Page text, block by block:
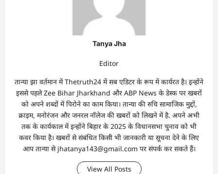
Tanya Jha
Editor
तान्‍या झा वर्तमान में Thetruth24 में सब एडिटर के रूप में कार्यरत है। इन्होंने
इससे पहले Zee Bihar Jharkhand और ABP News के डेस्क पर खबरों
को अपने शब्दों में पिरोने का काम किया। तान्‍या की रुचि सामाजिक मुद्दों,
क्राइम, मनोरंजन और जनरल नॉलेज की खबरों को लिखने में है. अपने अभी
तक के कार्यकाल में इन्होंने बिहार के 2025 के विधानसभा चुनाव को भी
कवर किया है। खबरों से संबंधित किसी भी जानकारी या सूचना देने के लिए
आप तान्‍या से jhatanya143@gmail.com पर संपर्क कर सकते हैं।
View All Posts